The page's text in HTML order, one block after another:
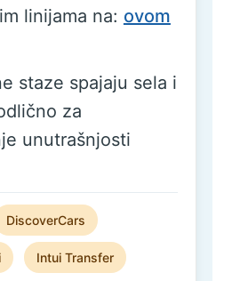
linijama na: ovom
staze spajaju sela i
za
unutrašnjosti
DiscoverCars
Intui Transfer